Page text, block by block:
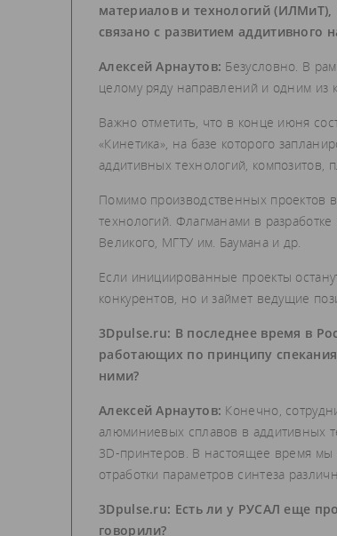
материалов и технологий
связано с развитием аддитивного
Алексей Арнаутов: Безусловно. В
целому ряду направлений и одним из
Важно отметить, что в конце июня
«Кинетика», на базе которого
аддитивных технологий, композитов,
Помимо производственных проектов
технологий. Флагманами в
Великого, МГТУ им. Баумана‎ и др.
Если инициированные проекты
конкурентов, но и займет ведущие
3Dpulse.ru: В последнее время в
работающих по принципу
ними?
Алексей Арнаутов: Конечно,
алюминиевых сплавов в аддитивных
3D-принтеров. В настоящее время мы
отработки параметров синтеза
3Dpulse.ru: Есть ли у РУСАЛ еще
говорили?